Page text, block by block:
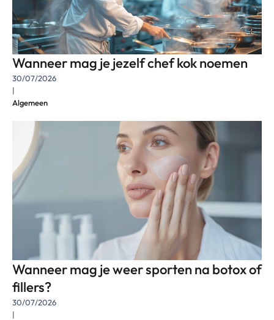
Wanneer mag je jezelf chef kok noemen
30/07/2026
|
Algemeen
Wanneer mag je weer sporten na botox of
fillers?
30/07/2026
|